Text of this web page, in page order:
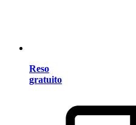
Reso
gratuito